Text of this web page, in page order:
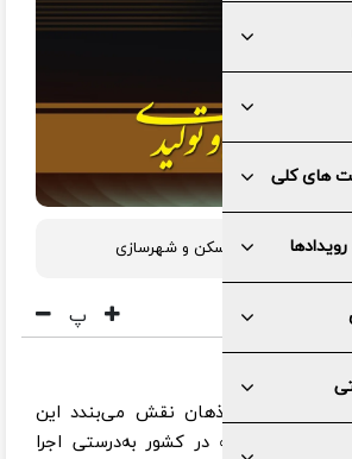
های کلی
/کمیته آمایش ، مسکن و شهرسازی
پ
زمین‌لرزه در اذهان نقش می‌بندد این
پیشگیرانه در کشور به‌درستی اجرا